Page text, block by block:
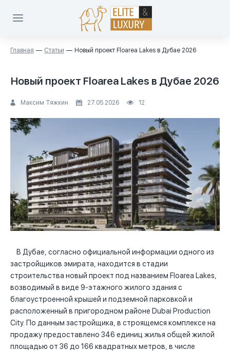
Главная Статьи Новый проект Floarea Lakes в Дубае 2026
Новый проект Floarea Lakes в Дубае 2026
Максим Тяжкин 27.05.2026 12
В Дубае, согласно официальной информации одного из
застройщиков эмирата, находится в стадии
строительства новый проект под названием Floarea Lakes,
возводимый в виде 9-этажного жилого здания с
благоустроенной крышей и подземной парковкой и
расположенный в пригородном районе Dubai Production
City. По данным застройщика, в строящемся комплексе на
продажу предоставлено 346 единиц жилья общей жилой
площадью от 36 до 166 квадратных метров, в числе